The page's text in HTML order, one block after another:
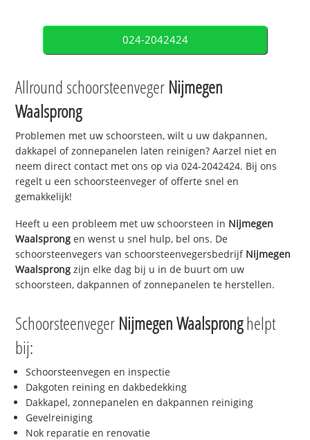
024-2042424
Allround schoorsteenveger Nijmegen
Waalsprong
Problemen met uw schoorsteen, wilt u uw dakpannen,
dakkapel of zonnepanelen laten reinigen? Aarzel niet en
neem direct contact met ons op via 024-2042424. Bij ons
regelt u een schoorsteenveger of offerte snel en
gemakkelijk!
Heeft u een probleem met uw schoorsteen in Nijmegen
Waalsprong en wenst u snel hulp, bel ons. De
schoorsteenvegers van schoorsteenvegersbedrijf Nijmegen
Waalsprong zijn elke dag bij u in de buurt om uw
schoorsteen, dakpannen of zonnepanelen te herstellen.
Schoorsteenveger Nijmegen Waalspronghelpt
bij:
Schoorsteenvegen en inspectie
Dakgoten reining en dakbedekking
Dakkapel, zonnepanelen en dakpannen reiniging
Gevelreiniging
Nok reparatie en renovatie